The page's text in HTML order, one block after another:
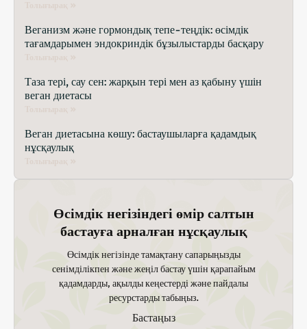
Веганизм және гормондық тепе-теңдік: өсімдік
тағамдарымен эндокриндік бұзылыстарды басқару
Таза тері, сау сен: жарқын тері мен аз қабыну үшін
веган диетасы
Веган диетасына көшу: бастаушыларға қадамдық
нұсқаулық
Өсімдік негізіндегі өмір салтын
бастауға арналған нұсқаулық
Өсімдік негізінде тамақтану сапарыңызды
сенімділікпен және жеңіл бастау үшін қарапайым
қадамдарды, ақылды кеңестерді және пайдалы
ресурстарды табыңыз.
Бастаңыз